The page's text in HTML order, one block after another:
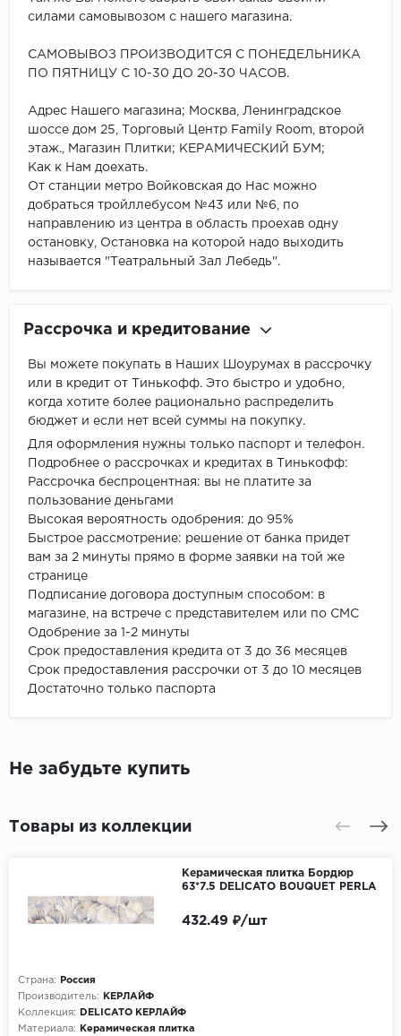
силами самовывозом с нашего магазина.
САМОВЫВОЗ ПРОИЗВОДИТСЯ С ПОНЕДЕЛЬНИКА
ПО ПЯТНИЦУ С 10-30 ДО 20-30 ЧАСОВ.
Адрес Нашего магазина; Москва, Ленинградское
шоссе дом 25, Торговый Центр Family Room, второй
этаж., Магазин Плитки; КЕРАМИЧЕСКИЙ БУМ;
Как к Нам доехать.
От станции метро Войковская до Нас можно
добраться тройллебусом №43 или №6, по
направлению из центра в область проехав одну
остановку, Остановка на которой надо выходить
называется "Театральный Зал Лебедь".
Рассрочка и кредитование
Вы можете покупать в Наших Шоурумах в рассрочку
или в кредит от Тинькофф. Это быстро и удобно,
когда хотите более рационально распределить
бюджет и если нет всей суммы на покупку.
Для оформления нужны только паспорт и телефон.
Подробнее о рассрочках и кредитах в Тинькофф:
Рассрочка беспроцентная: вы не платите за
пользование деньгами
Высокая вероятность одобрения: до 95%
Быстрое рассмотрение: решение от банка придет
вам за 2 минуты прямо в форме заявки на той же
странице
Подписание договора доступным способом: в
магазине, на встрече с представителем или по СМС
Одобрение за 1-2 минуты
Срок предоставления кредита от 3 до 36 месяцев
Срок предоставления рассрочки от 3 до 10 месяцев
Достаточно только паспорта
Не забудьте купить
Товары из коллекции
Керамическая плитка Бордюр
63*7.5 DELICATO BOUQUET PERLA
Страна:
Россия
Производитель:
КЕРЛАЙФ
Коллекция:
DELICATO КЕРЛАЙФ
Материала:
Керамическая плитка
432.49 ₽/шт